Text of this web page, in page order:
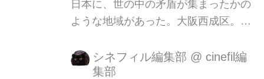
日本に、世の中の矛盾が集まったかの
ような地域があった。大阪西成区。出
庭……過酷な環境のなかでよりよい明
日を夢見て、悩み、苦しみ、しかした
シネフィル編集部 @ cinefil編
集部